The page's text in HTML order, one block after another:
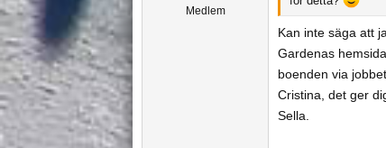
Medlem
Kan inte säga att
Gardenas
boenden via
Cristina, det ger
Sella.